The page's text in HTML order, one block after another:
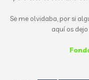
Se me olvidaba, por si
aquí os